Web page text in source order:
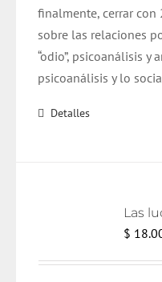
finalmente, cerrar con
sobre las relaciones
“odio”, psicoanálisis y
psicoanálisis y lo
Detalles
$